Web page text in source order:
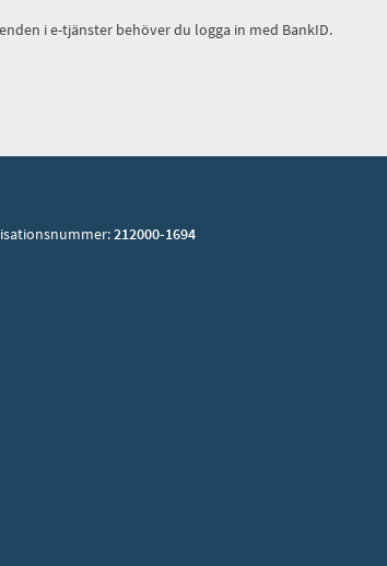
i e-tjänster behöver du logga in med BankID.
212000-1694